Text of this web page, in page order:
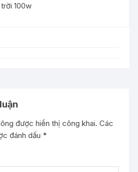
100w
được hiển thị công khai. Các
đánh dấu *